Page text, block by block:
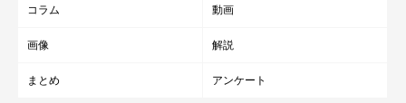
コラム 動画
画像 解説
まとめ アンケート